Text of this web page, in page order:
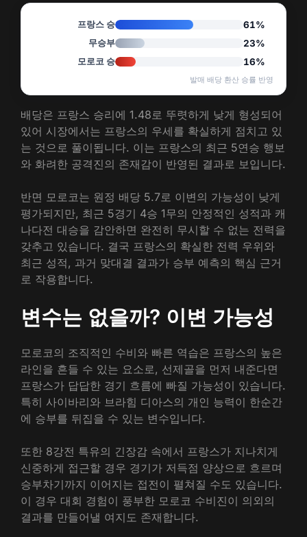
프랑스 승 61%
무승부 23%
모로코 승 16%
발매 배당 환산 승률 반영
배당은 프랑스 승리에 1.48로 뚜렷하게 낮게 형성되어
있어 시장에서는 프랑스의 우세를 확실하게 점치고 있
는 것으로 풀이됩니다. 이는 프랑스의 최근 5연승 행보
와 화려한 공격진의 존재감이 반영된 결과로 보입니다.
반면 모로코는 원정 배당 5.7로 이변의 가능성이 낮게
평가되지만, 최근 5경기 4승 1무의 안정적인 성적과 캐
나다전 대승을 감안하면 완전히 무시할 수 없는 전력을
갖추고 있습니다. 결국 프랑스의 확실한 전력 우위와
최근 성적, 과거 맞대결 결과가 승부 예측의 핵심 근거
로 작용합니다.
변수는 없을까? 이변 가능성
모로코의 조직적인 수비와 빠른 역습은 프랑스의 높은
라인을 흔들 수 있는 요소로, 선제골을 먼저 내준다면
프랑스가 답답한 경기 흐름에 빠질 가능성이 있습니다.
특히 사이바리와 브라힘 디아스의 개인 능력이 한순간
에 승부를 뒤집을 수 있는 변수입니다.
또한 8강전 특유의 긴장감 속에서 프랑스가 지나치게
신중하게 접근할 경우 경기가 저득점 양상으로 흐르며
승부차기까지 이어지는 접전이 펼쳐질 수도 있습니다.
이 경우 대회 경험이 풍부한 모로코 수비진이 의외의
결과를 만들어낼 여지도 존재합니다.